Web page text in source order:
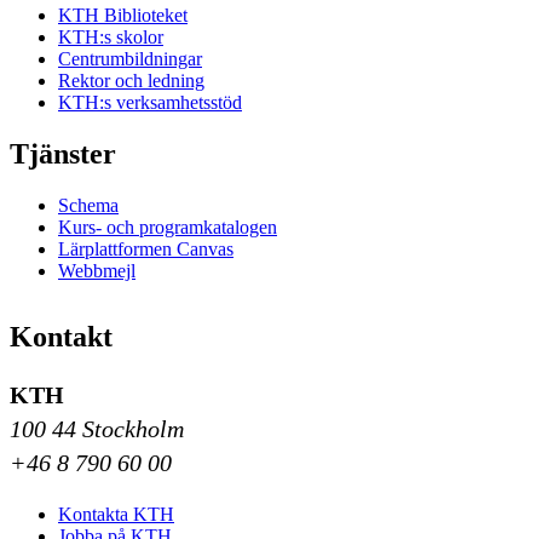
KTH Biblioteket
KTH:s skolor
Centrumbildningar
Rektor och ledning
KTH:s verksamhetsstöd
Tjänster
Schema
Kurs- och programkatalogen
Lärplattformen Canvas
Webbmejl
Kontakt
KTH
100 44 Stockholm
+46 8 790 60 00
Kontakta KTH